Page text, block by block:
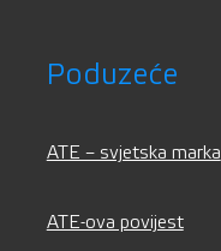
Poduzeće
ATE – svjetska marka
ATE-ova povijest